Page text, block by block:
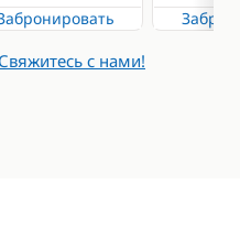
Стол в кокпите
Тиковая палуба
Свяжитесь с нами!